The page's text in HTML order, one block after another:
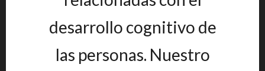
desarrollo cognitivo de
las personas. Nuestro